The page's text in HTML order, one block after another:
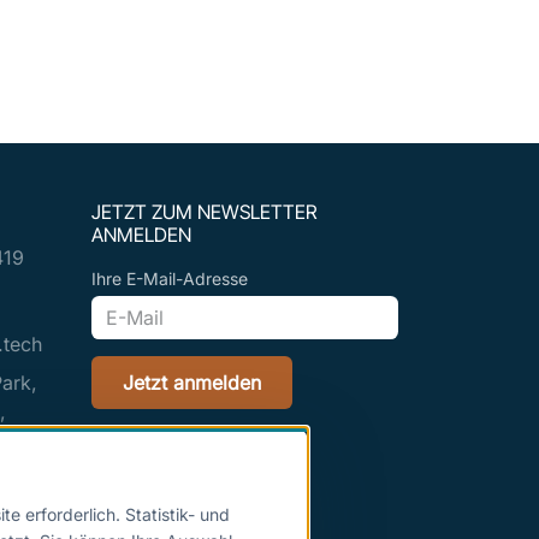
JETZT ZUM NEWSLETTER
ANMELDEN
Ihre E-Mail-Adresse
Jetzt anmelden
erforderlich. Statistik- und